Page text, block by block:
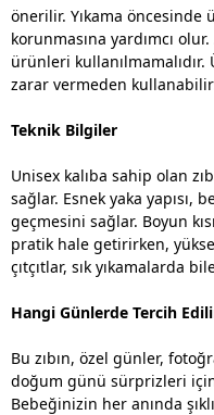
önerilir. Yıkama öncesinde
korunmasına yardımcı
ürünleri
zarar vermeden
Teknik Bilgiler
Unisex kalıba sahip olan
sağlar. Esnek yaka yapısı,
geçmesini sağlar. Boyun
pratik hale getirirken,
çıtçıtlar, sık yıkamalarda
Hangi Günlerde Tercih
Bu zıbın, özel günler,
doğum günü sürprizleri
Bebeğinizin her anında